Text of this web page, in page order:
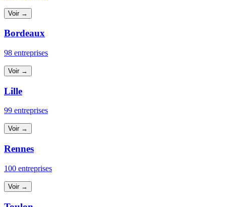
Voir →
Bordeaux
98 entreprises
Voir →
Lille
99 entreprises
Voir →
Rennes
100 entreprises
Voir →